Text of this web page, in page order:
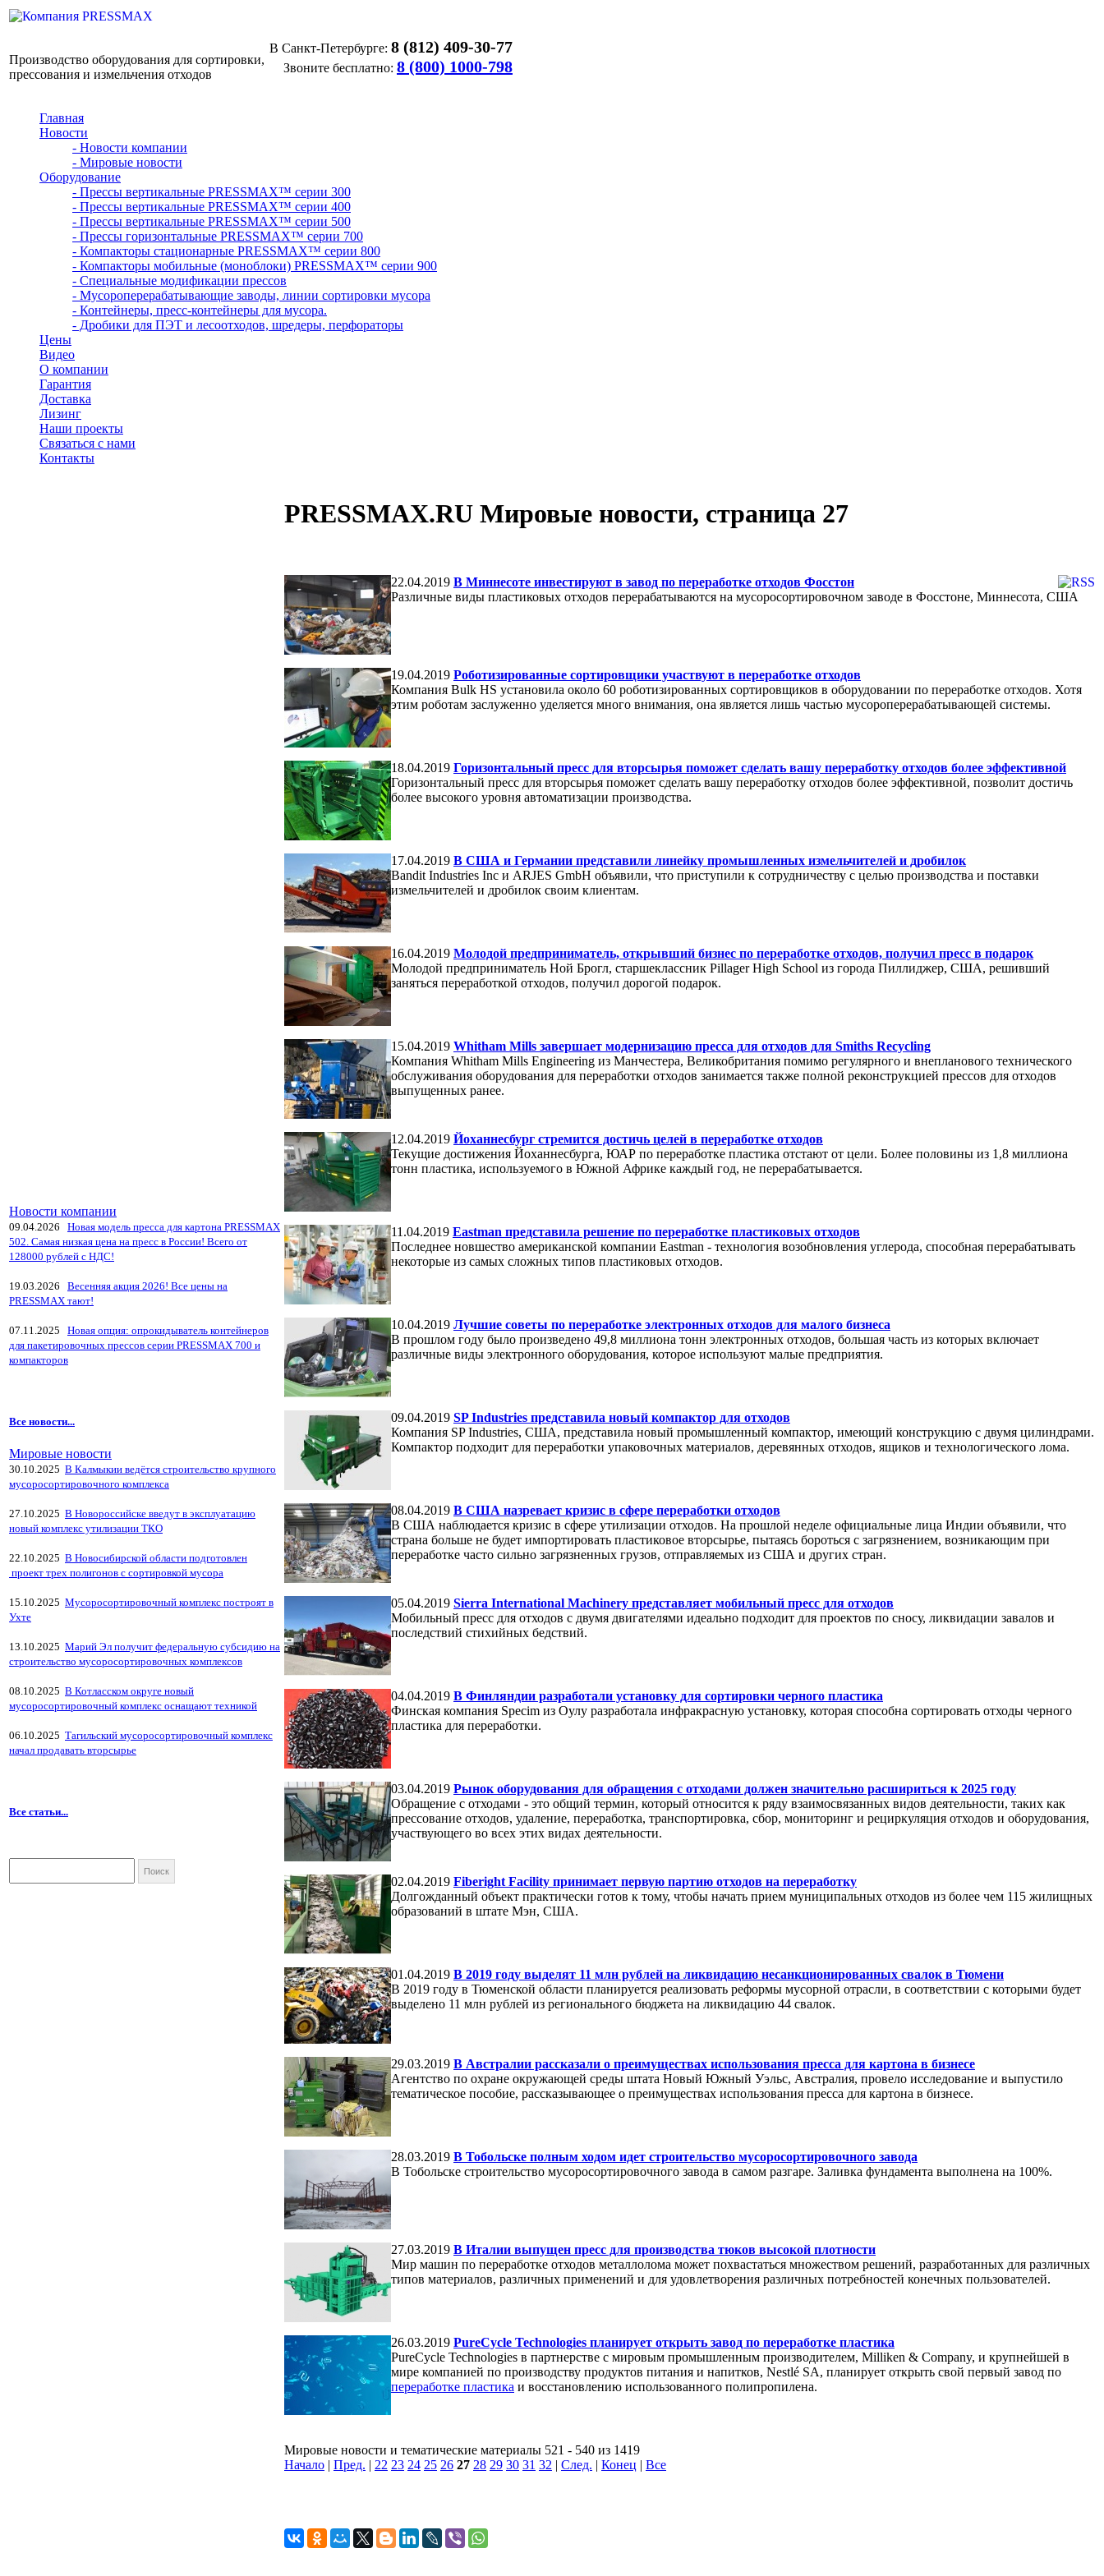
Производство оборудования для сортировки,
прессования и измельчения отходов
В Санкт-Петербурге: 8 (812) 409-30-77
Звоните бесплатно: 8 (800) 1000-798
Главная
Новости
- Новости компании
- Мировые новости
Оборудование
- Прессы вертикальные PRESSMAX™ серии 300
- Прессы вертикальные PRESSMAX™ серии 400
- Прессы вертикальные PRESSMAX™ серии 500
- Прессы горизонтальные PRESSMAX™ серии 700
- Компакторы стационарные PRESSMAX™ серии 800
- Компакторы мобильные (моноблоки) PRESSMAX™ серии 900
- Специальные модификации прессов
- Мусороперерабатывающие заводы, линии сортировки мусора
- Контейнеры, пресс-контейнеры для мусора.
- Дробики для ПЭТ и лесоотходов, шредеры, перфораторы
Цены
Видео
О компании
Гарантия
Доставка
Лизинг
Наши проекты
Связаться с нами
Контакты
Новости компании
09.04.2026
Новая модель пресса для картона PRESSMAX
502. Самая низкая цена на пресс в России! Всего от
128000 рублей с НДС!
19.03.2026
Весенняя акция 2026! Все цены на
PRESSMAX тают!
07.11.2025
Новая опция: опрокидыватель контейнеров
для пакетировочных прессов серии PRESSMAX 700 и
компакторов
Все новости...
Мировые новости
30.10.2025 В Калмыкии ведётся строительство крупного
мусоросортировочного комплекса
27.10.2025 В Новороссийске введут в эксплуатацию
новый комплекс утилизации ТКО
22.10.2025 В Новосибирской области подготовлен
проект трех полигонов с сортировкой мусора
15.10.2025 Мусоросортировочный комплекс построят в
Ухте
13.10.2025 Марий Эл получит федеральную субсидию на
строительство мусоросортировочных комплексов
08.10.2025 В Котласском округе новый
мусоросортировочный комплекс оснащают техникой
06.10.2025 Тагильский мусоросортировочный комплекс
начал продавать вторсырье
Все статьи...
PRESSMAX.RU Мировые новости, страница 27
22.04.2019 В Миннесоте инвестируют в завод по переработке отходов Фосстон
Различные виды пластиковых отходов перерабатываются на мусоросортировочном заводе в Фосстоне, Миннесота, США
19.04.2019 Роботизированные сортировщики участвуют в переработке отходов
Компания Bulk HS установила около 60 роботизированных сортировщиков в оборудовании по переработке отходов. Хотя
этим роботам заслуженно уделяется много внимания, она является лишь частью мусороперерабатывающей системы.
18.04.2019 Горизонтальный пресс для вторсырья поможет сделать вашу переработку отходов более эффективной
Горизонтальный пресс для вторсырья поможет сделать вашу переработку отходов более эффективной, позволит достичь
более высокого уровня автоматизации производства.
17.04.2019 В США и Германии представили линейку промышленных измельчителей и дробилок
Bandit Industries Inc и ARJES GmbH объявили, что приступили к сотрудничеству с целью производства и поставки
измельчителей и дробилок своим клиентам.
16.04.2019 Молодой предприниматель, открывший бизнес по переработке отходов, получил пресс в подарок
Молодой предприниматель Ной Брогл, старшеклассник Pillager High School из города Пиллиджер, США, решивший
заняться переработкой отходов, получил дорогой подарок.
15.04.2019 Whitham Mills завершает модернизацию пресса для отходов для Smiths Recycling
Компания Whitham Mills Engineering из Манчестера, Великобритания помимо регулярного и внепланового технического
обслуживания оборудования для переработки отходов занимается также полной реконструкцией прессов для отходов
выпущенных ранее.
12.04.2019 Йоханнесбург стремится достичь целей в переработке отходов
Текущие достижения Йоханнесбурга, ЮАР по переработке пластика отстают от цели. Более половины из 1,8 миллиона
тонн пластика, используемого в Южной Африке каждый год, не перерабатывается.
11.04.2019 Eastman представила решение по переработке пластиковых отходов
Последнее новшество американской компании Eastman - технология возобновления углерода, способная перерабатывать
некоторые из самых сложных типов пластиковых отходов.
10.04.2019 Лучшие советы по переработке электронных отходов для малого бизнеса
В прошлом году было произведено 49,8 миллиона тонн электронных отходов, большая часть из которых включает
различные виды электронного оборудования, которое используют малые предприятия.
09.04.2019 SP Industries представила новый компактор для отходов
Компания SP Industries, США, представила новый промышленный компактор, имеющий конструкцию с двумя цилиндрами.
Компактор подходит для переработки упаковочных материалов, деревянных отходов, ящиков и технологического лома.
08.04.2019 В США назревает кризис в сфере переработки отходов
В США наблюдается кризис в сфере утилизации отходов. На прошлой неделе официальные лица Индии объявили, что
страна больше не будет импортировать пластиковое вторсырье, пытаясь бороться с загрязнением, возникающим при
переработке часто сильно загрязненных грузов, отправляемых из США и других стран.
05.04.2019 Sierra International Machinery представляет мобильный пресс для отходов
Мобильный пресс для отходов с двумя двигателями идеально подходит для проектов по сносу, ликвидации завалов и
последствий стихийных бедствий.
04.04.2019 В Финляндии разработали установку для сортировки черного пластика
Финская компания Specim из Оулу разработала инфракрасную установку, которая способна сортировать отходы черного
пластика для переработки.
03.04.2019 Рынок оборудования для обращения с отходами должен значительно расшириться к 2025 году
Обращение с отходами - это общий термин, который относится к ряду взаимосвязанных видов деятельности, таких как
прессование отходов, удаление, переработка, транспортировка, сбор, мониторинг и рециркуляция отходов и оборудования,
участвующего во всех этих видах деятельности.
02.04.2019 Fiberight Facility принимает первую партию отходов на переработку
Долгожданный объект практически готов к тому, чтобы начать прием муниципальных отходов из более чем 115 жилищных
образований в штате Мэн, США.
01.04.2019 В 2019 году выделят 11 млн рублей на ликвидацию несанкционированных свалок в Тюмени
В 2019 году в Тюменской области планируется реализовать реформы мусорной отрасли, в соответствии с которыми будет
выделено 11 млн рублей из регионального бюджета на ликвидацию 44 свалок.
29.03.2019 В Австралии рассказали о преимуществах использования пресса для картона в бизнесе
Агентство по охране окружающей среды штата Новый Южный Уэльс, Австралия, провело исследование и выпустило
тематическое пособие, рассказывающее о преимуществах использования пресса для картона в бизнесе.
28.03.2019 В Тобольске полным ходом идет строительство мусоросортировочного завода
В Тобольске строительство мусоросортировочного завода в самом разгаре. Заливка фундамента выполнена на 100%.
27.03.2019 В Италии выпущен пресс для производства тюков высокой плотности
Мир машин по переработке отходов металлолома может похвастаться множеством решений, разработанных для различных
типов материалов, различных применений и для удовлетворения различных потребностей конечных пользователей.
26.03.2019 PureCycle Technologies планирует открыть завод по переработке пластика
PureCycle Technologies в партнерстве с мировым промышленным производителем, Milliken & Company, и крупнейшей в
мире компанией по производству продуктов питания и напитков, Nestlé SA, планирует открыть свой первый завод по
переработке пластика и восстановлению использованного полипропилена.
Мировые новости и тематические материалы 521 - 540 из 1419
Начало | Пред. | 22 23 24 25 26 27 28 29 30 31 32 | След. | Конец | Все